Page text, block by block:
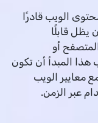
الويب قادرًا
يظل قابلًا
أو
هذا المبدأ أن تكون
معايير الويب
عبر الزمن.